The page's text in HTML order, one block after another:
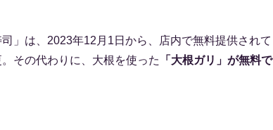
」は、2023年12月1日から、店内で無料提供されて
その代わりに、大根を使った
「大根ガリ」が無料で